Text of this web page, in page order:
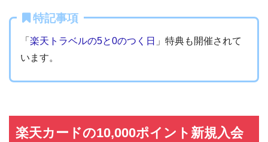
特記事項
「 楽天トラベルの5と0のつく日 」特典も開催されて
います。
楽天カードの10,000ポイント新規入会